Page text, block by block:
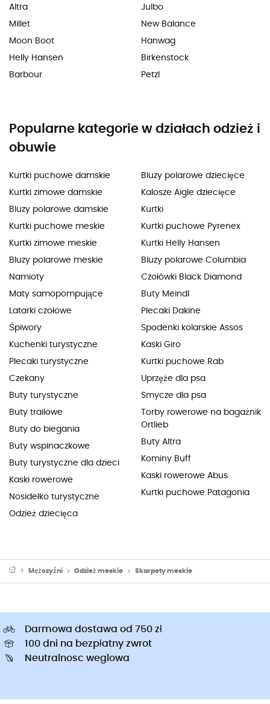
Altra
Millet
Moon Boot
Helly Hansen
Barbour
Julbo
New Balance
Hanwag
Birkenstock
Petzl
Popularne kategorie w działach odzież i
obuwie
Kurtki puchowe damskie
Kurtki zimowe damskie
Bluzy polarowe damskie
Kurtki puchowe meskie
Kurtki zimowe meskie
Bluzy polarowe meskie
Namioty
Maty samopompujące
Latarki czołowe
Śpiwory
Kuchenki turystyczne
Plecaki turystyczne
Czekany
Buty turystyczne
Buty trailowe
Buty do biegania
Buty wspinaczkowe
Buty turystyczne dla dzieci
Kaski rowerowe
Nosidełko turystyczne
Odzież dziecięca
Bluzy polarowe dziecięce
Kalosze Aigle dziecięce
Kurtki
Kurtki puchowe Pyrenex
Kurtki Helly Hansen
Bluzy polarowe Columbia
Czołówki Black Diamond
Buty Meindl
Plecaki Dakine
Spodenki kolarskie Assos
Kaski Giro
Kurtki puchowe Rab
Uprzęże dla psa
Smycze dla psa
Torby rowerowe na bagażnik
Ortlieb
Buty Altra
Kominy Buff
Kaski rowerowe Abus
Kurtki puchowe Patagonia
Mężczyźni Odzież meskie Skarpety meskie
Darmowa dostawa od 750 zł
100 dni na bezpłatny zwrot
Neutralnosc weglowa